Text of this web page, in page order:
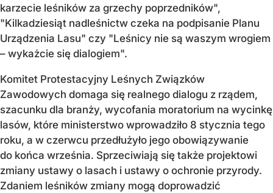
karzecie leśników za grzechy poprzedników",
"Kilkadziesiąt nadleśnictw czeka na podpisanie Planu
Urządzenia Lasu" czy "Leśnicy nie są waszym wrogiem
– wykażcie się dialogiem".
Komitet Protestacyjny Leśnych Związków
Zawodowych domaga się realnego dialogu z rządem,
szacunku dla branży, wycofania moratorium na wycinkę
lasów, które ministerstwo wprowadziło 8 stycznia tego
roku, a w czerwcu przedłużyło jego obowiązywanie
do końca września. Sprzeciwiają się także projektowi
zmiany ustawy o lasach i ustawy o ochronie przyrody.
Zdaniem leśników zmiany mogą doprowadzić